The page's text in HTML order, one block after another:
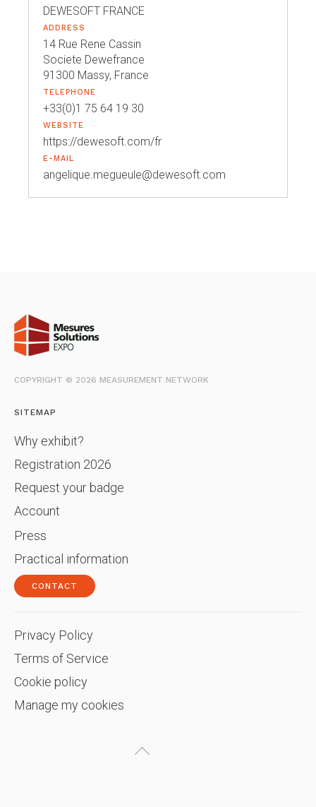
DEWESOFT FRANCE
ADDRESS
14 Rue Rene Cassin
Societe Dewefrance
91300 Massy, France
TELEPHONE
+33(0)1 75 64 19 30
WEBSITE
https://dewesoft.com/fr
E-MAIL
angelique.megueule@dewesoft.com
COPYRIGHT © 2026 MEASUREMENT NETWORK
SITEMAP
Why exhibit?
Registration 2026
Request your badge
Account
Press
Practical information
CONTACT
Privacy Policy
Terms of Service
Cookie policy
Manage my cookies